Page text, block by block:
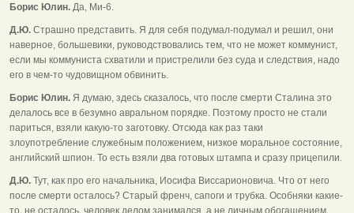
Борис Юлин. Да, Ми-6.
Д.Ю. Страшно представить. Я для себя подумал-подумал и решил, они
наверное, большевики, руководствовались тем, что не может коммунист,
если мы коммуниста схватили и пристрелили без суда и следствия, надо
его в чем-то чудовищном обвинить.
Борис Юлин. Я думаю, здесь сказалось, что после смерти Сталина это
делалось все в безумно авральном порядке. Поэтому просто не стали
париться, взяли какую-то заготовку. Отсюда как раз таки
злоупотребление служебным положением, низкое моральное состояние,
английский шпион. То есть взяли два готовых штампа и сразу прицепили.
Д.Ю. Тут, как про его начальника, Иосифа Виссарионовича. Что от него
после смерти осталось? Старый френч, сапоги и трубка. Особняки какие-
то, не осталось, человек делом занимался, а не личным обогащением.